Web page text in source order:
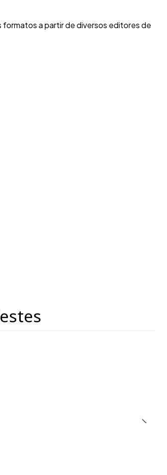
formatos a partir de diversos editores de